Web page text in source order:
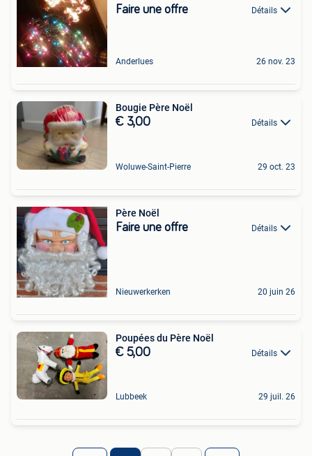
Faire une offre Détails
Anderlues 26 nov. 23
Bougie Père Noël
€ 3,00 Détails
Woluwe-Saint-Pierre 29 oct. 23
Père Noël
Faire une offre Détails
Nieuwerkerken 20 juin 26
Poupées du Père Noël
€ 5,00 Détails
Lubbeek 29 juil. 26